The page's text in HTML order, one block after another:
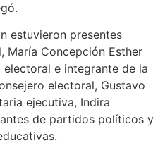
estuvieron presentes
María Concepción Esther
e integrante de la
electoral, Gustavo
ejecutiva, Indira
de partidos políticos y